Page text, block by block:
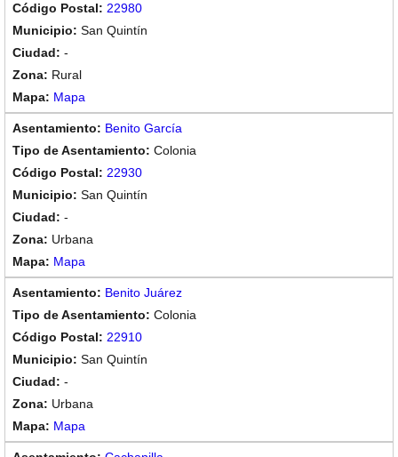
22980
San Quintín
-
Rural
Mapa
Benito García
Colonia
22930
San Quintín
-
Urbana
Mapa
Benito Juárez
Colonia
22910
San Quintín
-
Urbana
Mapa